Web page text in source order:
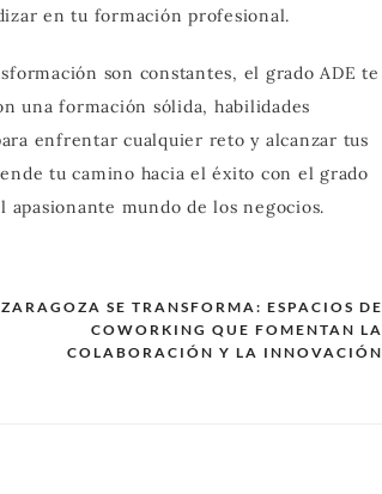
en tu formación profesional.
son constantes, el grado ADE te
una formación sólida, habilidades
enfrentar cualquier reto y alcanzar tus
tu camino hacia el éxito con el grado
mundo de los negocios.
ZARAGOZA SE TRANSFORMA: ESPACIOS DE
COWORKING QUE FOMENTAN LA
COLABORACIÓN Y LA INNOVACIÓN